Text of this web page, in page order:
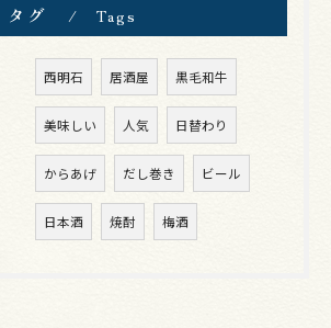
タグ Tags
西明石 居酒屋 黒毛和牛
美味しい 人気 日替わり
からあげ だし巻き ビール
日本酒 焼酎 梅酒